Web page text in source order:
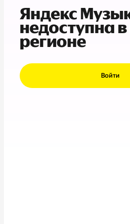
Яндекс
недоступна
регионе
Войти